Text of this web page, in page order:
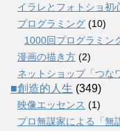
イラレとフォトショ初
プログラミング (10)
1000回プログラミン
漫画の描き方 (2)
ネットショップ「つな
■創造的人生 (349)
映像エッセンス (1)
プロ無謀家による「無